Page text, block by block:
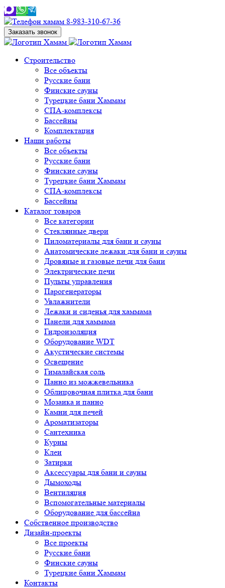
8-983-310-67-36
Заказать звонок
Строительство
Все объекты
Русские бани
Финские сауны
Турецкие бани Хаммам
СПА-комплексы
Бассейны
Комплектация
Наши работы
Все объекты
Русские бани
Финские сауны
Турецкие бани Хаммам
СПА-комплексы
Бассейны
Каталог товаров
Все категории
Стеклянные двери
Пиломатериалы для бани и сауны
Анатомические лежаки для бани и сауны
Дровяные и газовые печи для бани
Электрические печи
Пульты управления
Парогенераторы
Увлажнители
Лежаки и сиденья для хаммама
Панели для хаммама
Гидроизоляция
Оборудование WDT
Акустические системы
Освещение
Гималайская соль
Панно из можжевельника
Облицовочная плитка для бани
Мозаика и панно
Камни для печей
Ароматизаторы
Сантехника
Курны
Клеи
Затирки
Аксессуары для бани и сауны
Дымоходы
Вентиляция
Вспомогательные материалы
Оборудование для бассейна
Собственное производство
Дизайн-проекты
Все проекты
Русские бани
Финские сауны
Турецкие бани Хаммам
Контакты